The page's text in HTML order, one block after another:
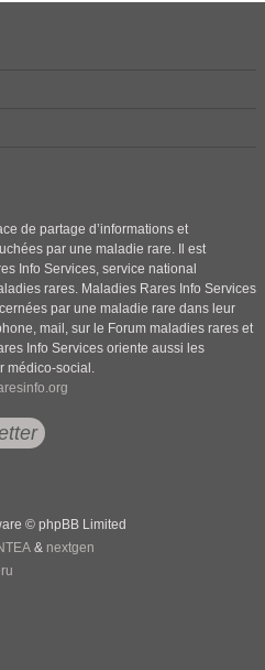
de partage d’informations et
par une maladie rare. Il est
Info Services, service national
rares. Maladies Rares Info Services
par une maladie rare dans leur
mail, sur le Forum maladies rares et
Info Services oriente aussi les
médico-social.
© phpBB Limited
& nextgen